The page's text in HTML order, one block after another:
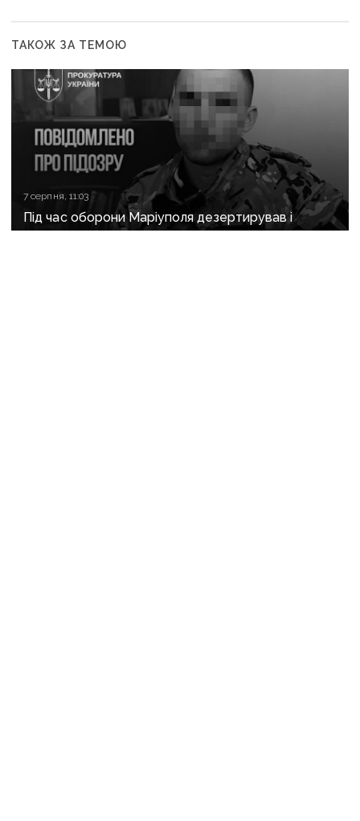
ТАКОЖ ЗА ТЕМОЮ
7 серпня, 11:03
Під час оборони Маріуполя дезертирував і